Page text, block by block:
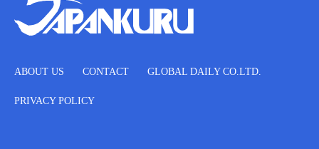
ABOUT US CONTACT GLOBAL DAILY CO.LTD.
PRIVACY POLICY